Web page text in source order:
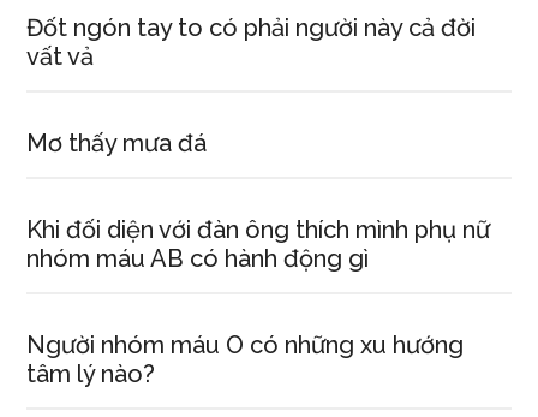
Đốt ngón tay to có phải người này cả đời
vất vả
Mơ thấy mưa đá
Khi đối diện với đàn ông thích mình phụ nữ
nhóm máu AB có hành động gì
Người nhóm máu O có những xu hướng
tâm lý nào?